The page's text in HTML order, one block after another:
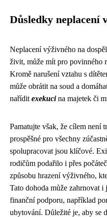
Důsledky neplacení
Neplacení výživného na
živit, může mít pro povinného
Kromě narušení vztahu s
může obrátit na soud a
nařídit exekucina majetek či
Pamatujte však, že cílem není
prospěšné pro všechny
spolupracovat jsou klíčové.
rodičům podařilo i přes
způsobu hrazení výživného,
Tato dohoda může zahrnovat
finanční podporu, například
ubytování. Důležité je, aby se